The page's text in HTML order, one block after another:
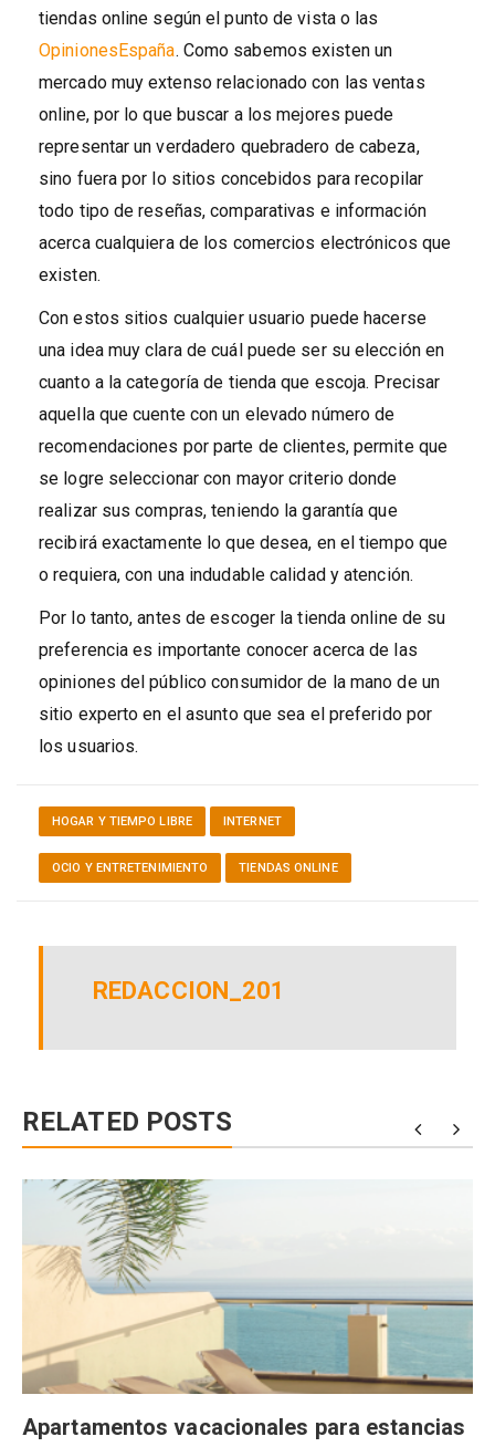
tiendas online según el punto de vista o las
OpinionesEspaña. Como sabemos existen un
mercado muy extenso relacionado con las ventas
online, por lo que buscar a los mejores puede
representar un verdadero quebradero de cabeza,
sino fuera por lo sitios concebidos para recopilar
todo tipo de reseñas, comparativas e información
acerca cualquiera de los comercios electrónicos que
existen.
Con estos sitios cualquier usuario puede hacerse
una idea muy clara de cuál puede ser su elección en
cuanto a la categoría de tienda que escoja. Precisar
aquella que cuente con un elevado número de
recomendaciones por parte de clientes, permite que
se logre seleccionar con mayor criterio donde
realizar sus compras, teniendo la garantía que
recibirá exactamente lo que desea, en el tiempo que
o requiera, con una indudable calidad y atención.
Por lo tanto, antes de escoger la tienda online de su
preferencia es importante conocer acerca de las
opiniones del público consumidor de la mano de un
sitio experto en el asunto que sea el preferido por
los usuarios.
HOGAR Y TIEMPO LIBRE INTERNET
OCIO Y ENTRETENIMIENTO TIENDAS ONLINE
REDACCION_201
RELATED POSTS
Apartamentos vacacionales para estancias